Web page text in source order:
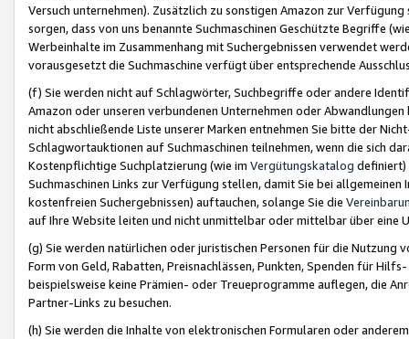
Versuch unternehmen). Zusätzlich zu sonstigen Amazon zur
sorgen, dass von uns benannte Suchmaschinen Geschützte Begriffe
Werbeinhalte im Zusammenhang mit Suchergebnissen verwendet
vorausgesetzt die Suchmaschine verfügt über entsprechende
(f) Sie werden nicht auf Schlagwörter, Suchbegriffe oder andere
Amazon oder unseren verbundenen Unternehmen oder
nicht abschließende Liste unserer Marken entnehmen Sie bitte der
Schlagwortauktionen auf Suchmaschinen teilnehmen, wenn die sich
Kostenpflichtige Suchplatzierung (wie im Vergütungskatalog definiert)
Suchmaschinen Links zur Verfügung stellen, damit Sie bei
kostenfreien Suchergebnissen) auftauchen, solange Sie die
auf Ihre Website leiten und nicht unmittelbar oder mittelbar über eine
(g) Sie werden natürlichen oder juristischen Personen für die Nutzung
Form von Geld, Rabatten, Preisnachlässen, Punkten, Spenden für
beispielsweise keine Prämien- oder Treueprogramme auflegen, die
Partner-Links zu besuchen.
(h) Sie werden die Inhalte von elektronischen Formularen oder